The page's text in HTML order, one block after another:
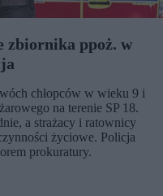
zbiornika ppoż. w
chłopców w wieku 9 i
na terenie SP 18.
a strażacy i ratownicy
życiowe. Policja
prokuratury.